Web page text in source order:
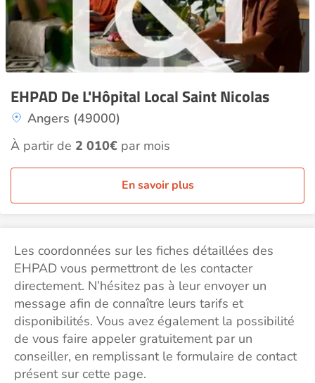
EHPAD De L'Hôpital Local Saint Nicolas
Angers (49000)
À partir de 2 010€ par mois
En savoir plus
Les coordonnées sur les fiches détaillées des
EHPAD vous permettront de les contacter
directement. N’hésitez pas à leur envoyer un
message afin de connaître leurs tarifs et
disponibilités. Vous avez également la possibilité
de vous faire appeler gratuitement par un
conseiller, en remplissant le formulaire de contact
présent sur cette page.